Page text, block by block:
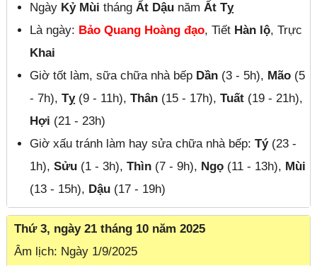
Ngày Kỷ Mùi thángẤt Dậu nămẤt Tỵ
Là ngày: Bảo Quang Hoàng đạo, Tiết Hàn lộ, Trực
Khai
Giờ tốt làm, sữa chữa nhà bếp Dần (3 - 5h), Mão (5
- 7h),Tỵ(9 - 11h),Thân (15 - 17h),Tuất (19 - 21h),
Hợi (21 - 23h)
Giờ xấu tránh làm hay sửa chữa nhà bếp:Tý(23 -
1h),Sửu (1 - 3h),Thìn (7 - 9h), Ngọ (11 - 13h), Mùi
(13 - 15h), Dậu (17 - 19h)
Thứ 3, ngày 21 tháng 10 năm 2025
Âm lịch: Ngày 1/9/2025